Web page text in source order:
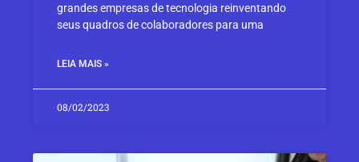
grandes empresas de tecnologia reinventando
seus quadros de colaboradores para uma
LEIA MAIS »
08/02/2023